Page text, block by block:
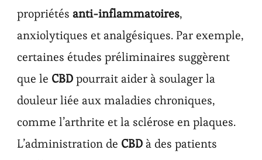
propriétés anti-inflammatoires,
anxiolytiques et analgésiques. Par exemple,
certaines études préliminaires suggèrent
que le CBDpourrait aider à soulager la
douleur liée aux maladies chroniques,
comme l’arthrite et la sclérose en plaques.
L’administration de CBDà des patients